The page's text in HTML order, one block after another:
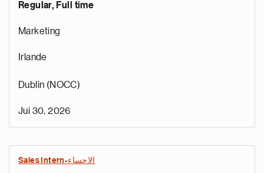
Regular, Full time
Marketing
Irlande
Dublin (NOCC)
Jui 30, 2026
Sales Intern-الاحساء